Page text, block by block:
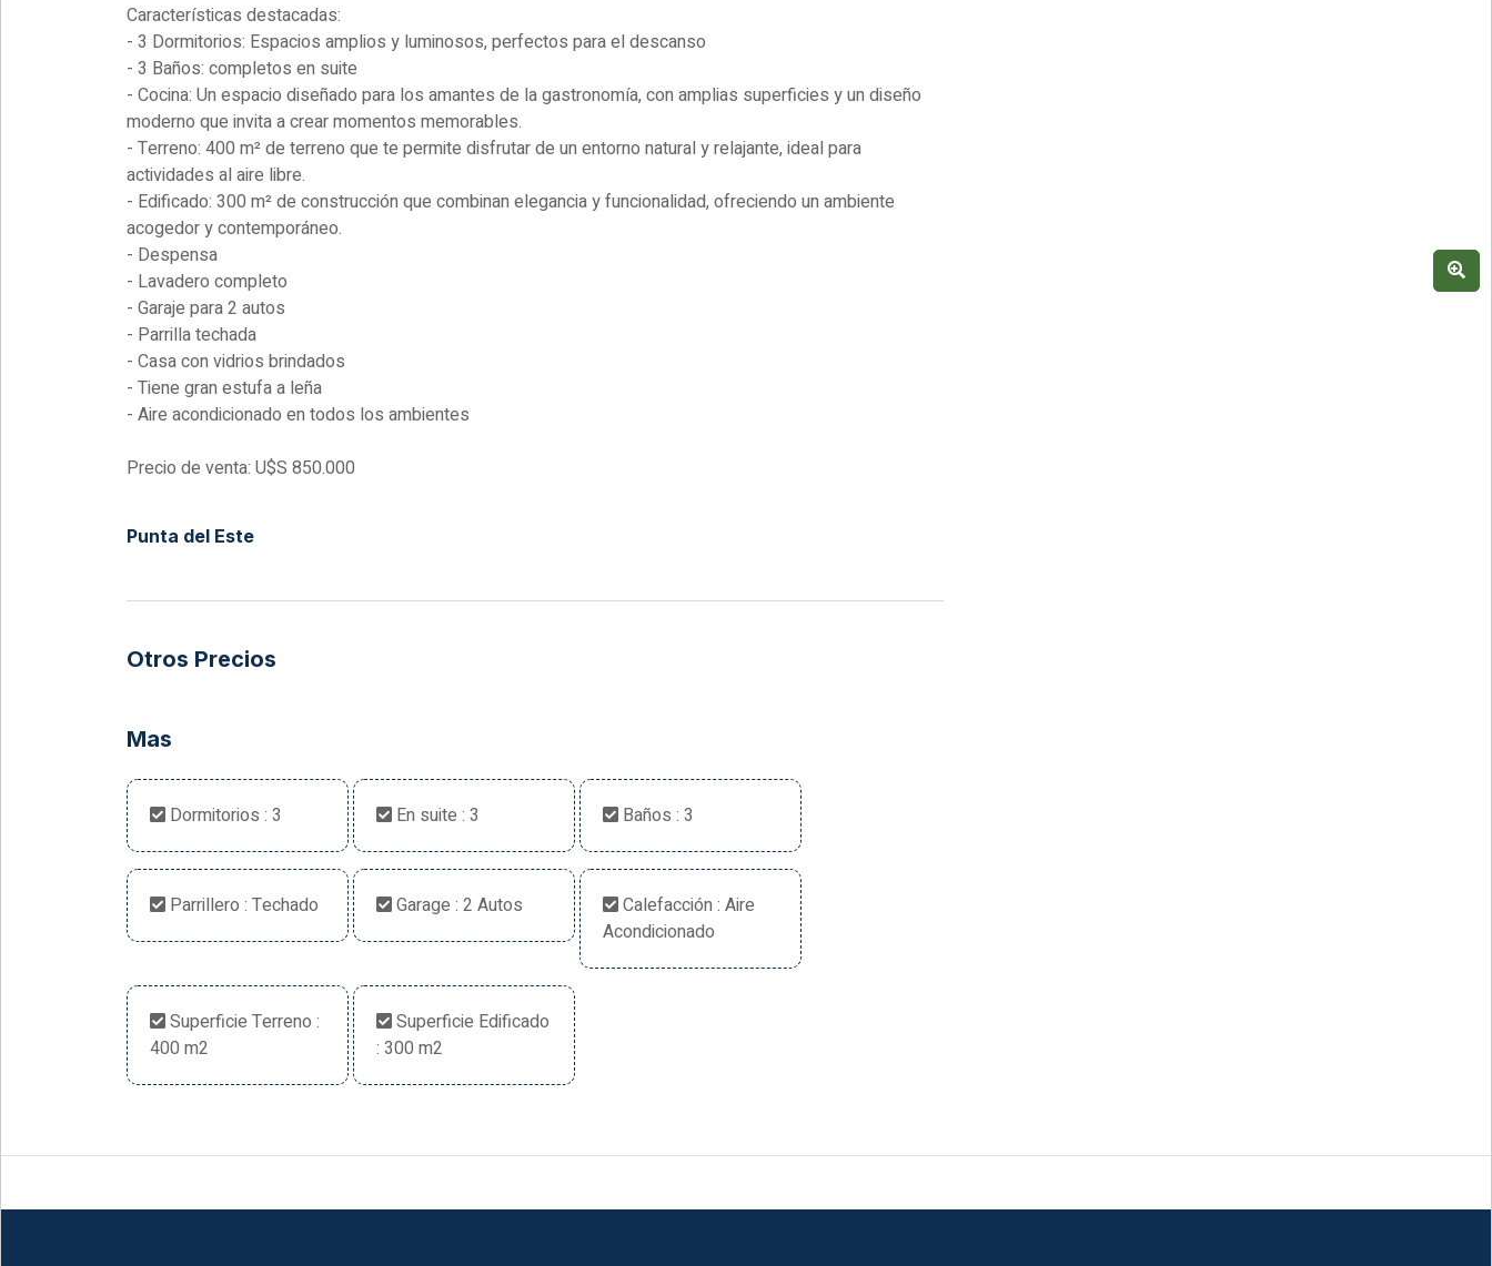
Características destacadas:
- 3 Dormitorios: Espacios amplios y luminosos, perfectos para el descanso
- 3 Baños: completos en suite
- Cocina: Un espacio diseñado para los amantes de la gastronomía, con amplias superficies y un diseño
moderno que invita a crear momentos memorables.
- Terreno: 400 m² de terreno que te permite disfrutar de un entorno natural y relajante, ideal para
actividades al aire libre.
- Edificado: 300 m² de construcción que combinan elegancia y funcionalidad, ofreciendo un ambiente
acogedor y contemporáneo.
- Despensa
- Lavadero completo
- Garaje para 2 autos
- Parrilla techada
- Casa con vidrios brindados
- Tiene gran estufa a leña
- Aire acondicionado en todos los ambientes
Precio de venta: U$S 850.000
Punta del Este
Otros Precios
Mas
Dormitorios : 3 En suite : 3 Baños : 3
Parrillero : Techado Garage : 2 Autos
Calefacción : Aire
Acondicionado
Superficie Terreno :
400 m2
Superficie Edificado
: 300 m2